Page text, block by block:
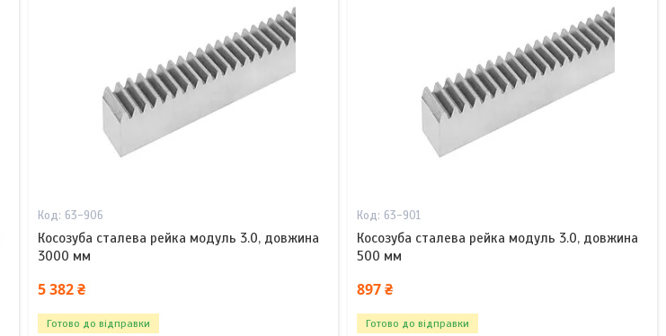
63-906
Косозуба сталева рейка модуль 3.0, довжина
3000 мм
5 382 ₴
Готово до відправки
63-901
Косозуба сталева рейка модуль 3.0, довжина
500 мм
897 ₴
Готово до відправки